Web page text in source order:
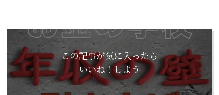
この記事が気に入ったら
いいね！しよう